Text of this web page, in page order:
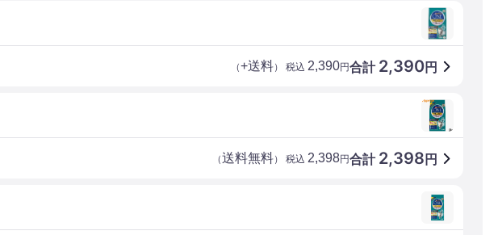
合計 2,390円
（+送料） 税込 2,390円
合計 2,398 円
（送料無料） 税込 2,398円